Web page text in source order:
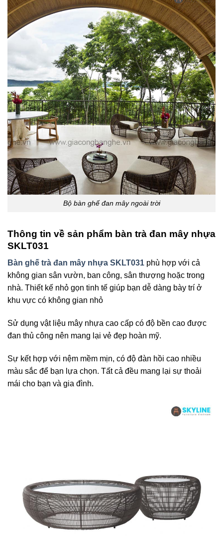
Bộ bàn ghế đan mây ngoài trời
Thông tin về sản phẩm bàn trà đan mây nhựa
SKLT031
Bàn ghế trà đan mây nhựa SKLT031 phù hợp với cả
không gian sân vườn, ban công, sân thượng hoặc trong
nhà. Thiết kế nhỏ gọn tinh tế giúp bạn dễ dàng bày trí ở
khu vực có không gian nhỏ
Sử dụng vật liệu mây nhựa cao cấp có độ bền cao được
đan thủ công nên mang lại vẻ đẹp hoàn mỹ.
Sự kết hợp với nệm mềm mịn, có độ đàn hồi cao nhiều
màu sắc để bạn lựa chọn. Tất cả đều mang lại sự thoải
mái cho bạn và gia đình.